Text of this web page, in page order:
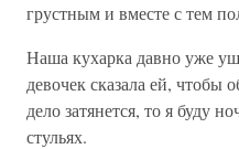
грустным и вместе с тем
Наша кухарка давно уже
девочек сказала ей, чтобы
дело затянется, то я буду
стульях.